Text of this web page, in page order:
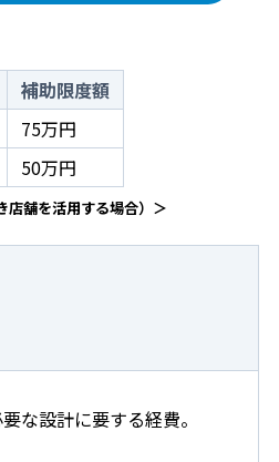
補助限度額
75万円
50万円
店舗を活用する場合）＞
な設計に要する経費。